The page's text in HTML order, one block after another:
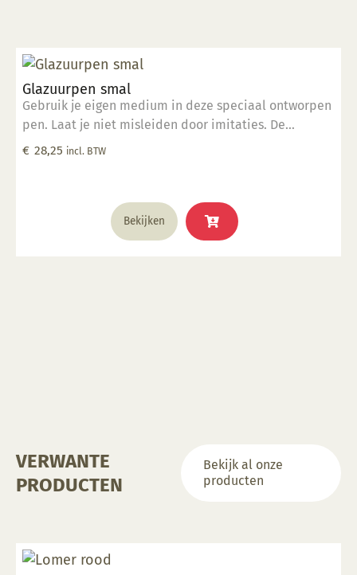
Glazuurpen smal
Gebruik je eigen medium in deze speciaal ontworpen
pen. Laat je niet misleiden door imitaties. De
ingenieurs van Kemper hebben deze tool ontworpen
vormen van keramiek. Elke pen wordt geleverd met
steelreiniger om de menuetpunt schoon te maken.
Met de Glazuurpen Smal kunt u extra dunne, fijne
€ 28,25 incl. BTW
Bekijken
VERWANTE
PRODUCTEN
Bekijk al onze
producten